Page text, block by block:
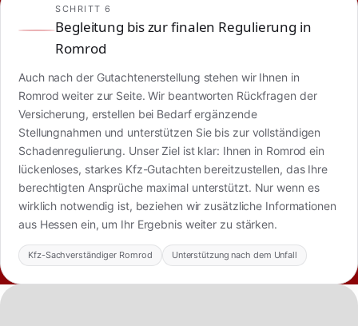
SCHRITT 6
Begleitung bis zur finalen Regulierung in
Romrod
Auch nach der Gutachtenerstellung stehen wir Ihnen in
Romrod weiter zur Seite. Wir beantworten Rückfragen der
Versicherung, erstellen bei Bedarf ergänzende
Stellungnahmen und unterstützen Sie bis zur vollständigen
Schadenregulierung. Unser Ziel ist klar: Ihnen in Romrod ein
lückenloses, starkes Kfz-Gutachten bereitzustellen, das Ihre
berechtigten Ansprüche maximal unterstützt. Nur wenn es
wirklich notwendig ist, beziehen wir zusätzliche Informationen
aus Hessen ein, um Ihr Ergebnis weiter zu stärken.
Kfz-Sachverständiger Romrod Unterstützung nach dem Unfall